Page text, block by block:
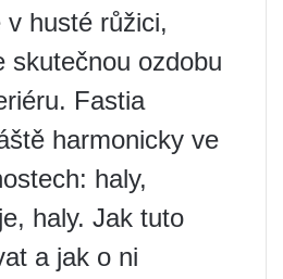
v husté růžici,
skutečnou ozdobu
Fastia
harmonicky ve
haly,
haly. Jak tuto
a jak o ni